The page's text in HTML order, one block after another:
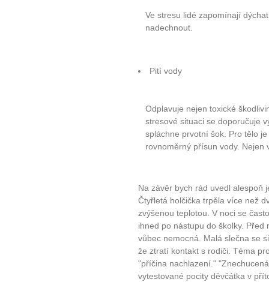
10 tipů
...
Ve stresu lidé zapomínají
nadechnout.
Pití vody
Odplavuje nejen toxické
stresové situaci se doporučuje
spláchne prvotní šok. Pro tělo
rovnoměrný přísun vody. Nejen
Na závěr bych rád uvedl alespoň
Čtyřletá holčička trpěla více než
zvýšenou teplotou. V noci se
ihned po nástupu do školky.
vůbec nemocná. Malá slečna se
že ztratí kontakt s rodiči. Téma
"příčina nachlazení."
vytestované pocity děvčátka v